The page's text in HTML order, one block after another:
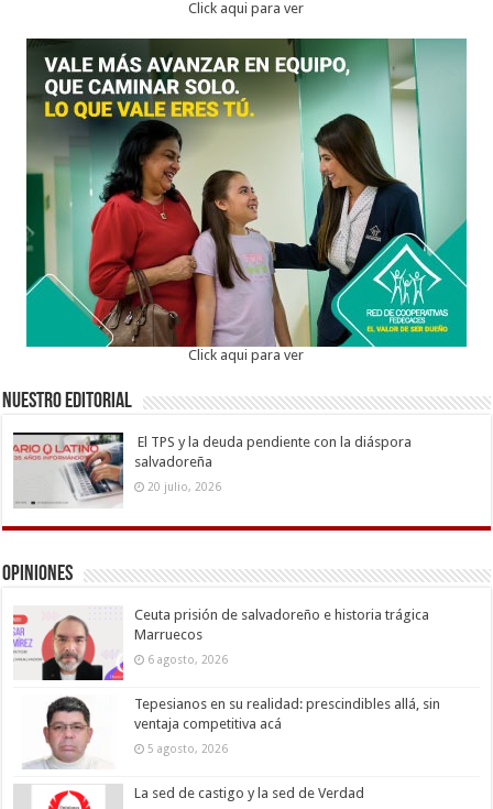
Click aqui para ver
Click aqui para ver
Nuestro Editorial
El TPS y la deuda pendiente con la diáspora
salvadoreña
20 julio, 2026
Opiniones
Ceuta prisión de salvadoreño e historia trágica
Marruecos
6 agosto, 2026
Tepesianos en su realidad: prescindibles allá, sin
ventaja competitiva acá
5 agosto, 2026
La sed de castigo y la sed de Verdad